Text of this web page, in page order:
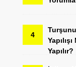
4
Yapılır?